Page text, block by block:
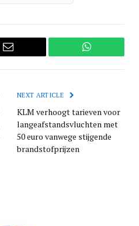
Email WhatsApp
NEXT ARTICLE
KLM verhoogt tarieven voor
langeafstandsvluchten met
50 euro vanwege stijgende
brandstofprijzen